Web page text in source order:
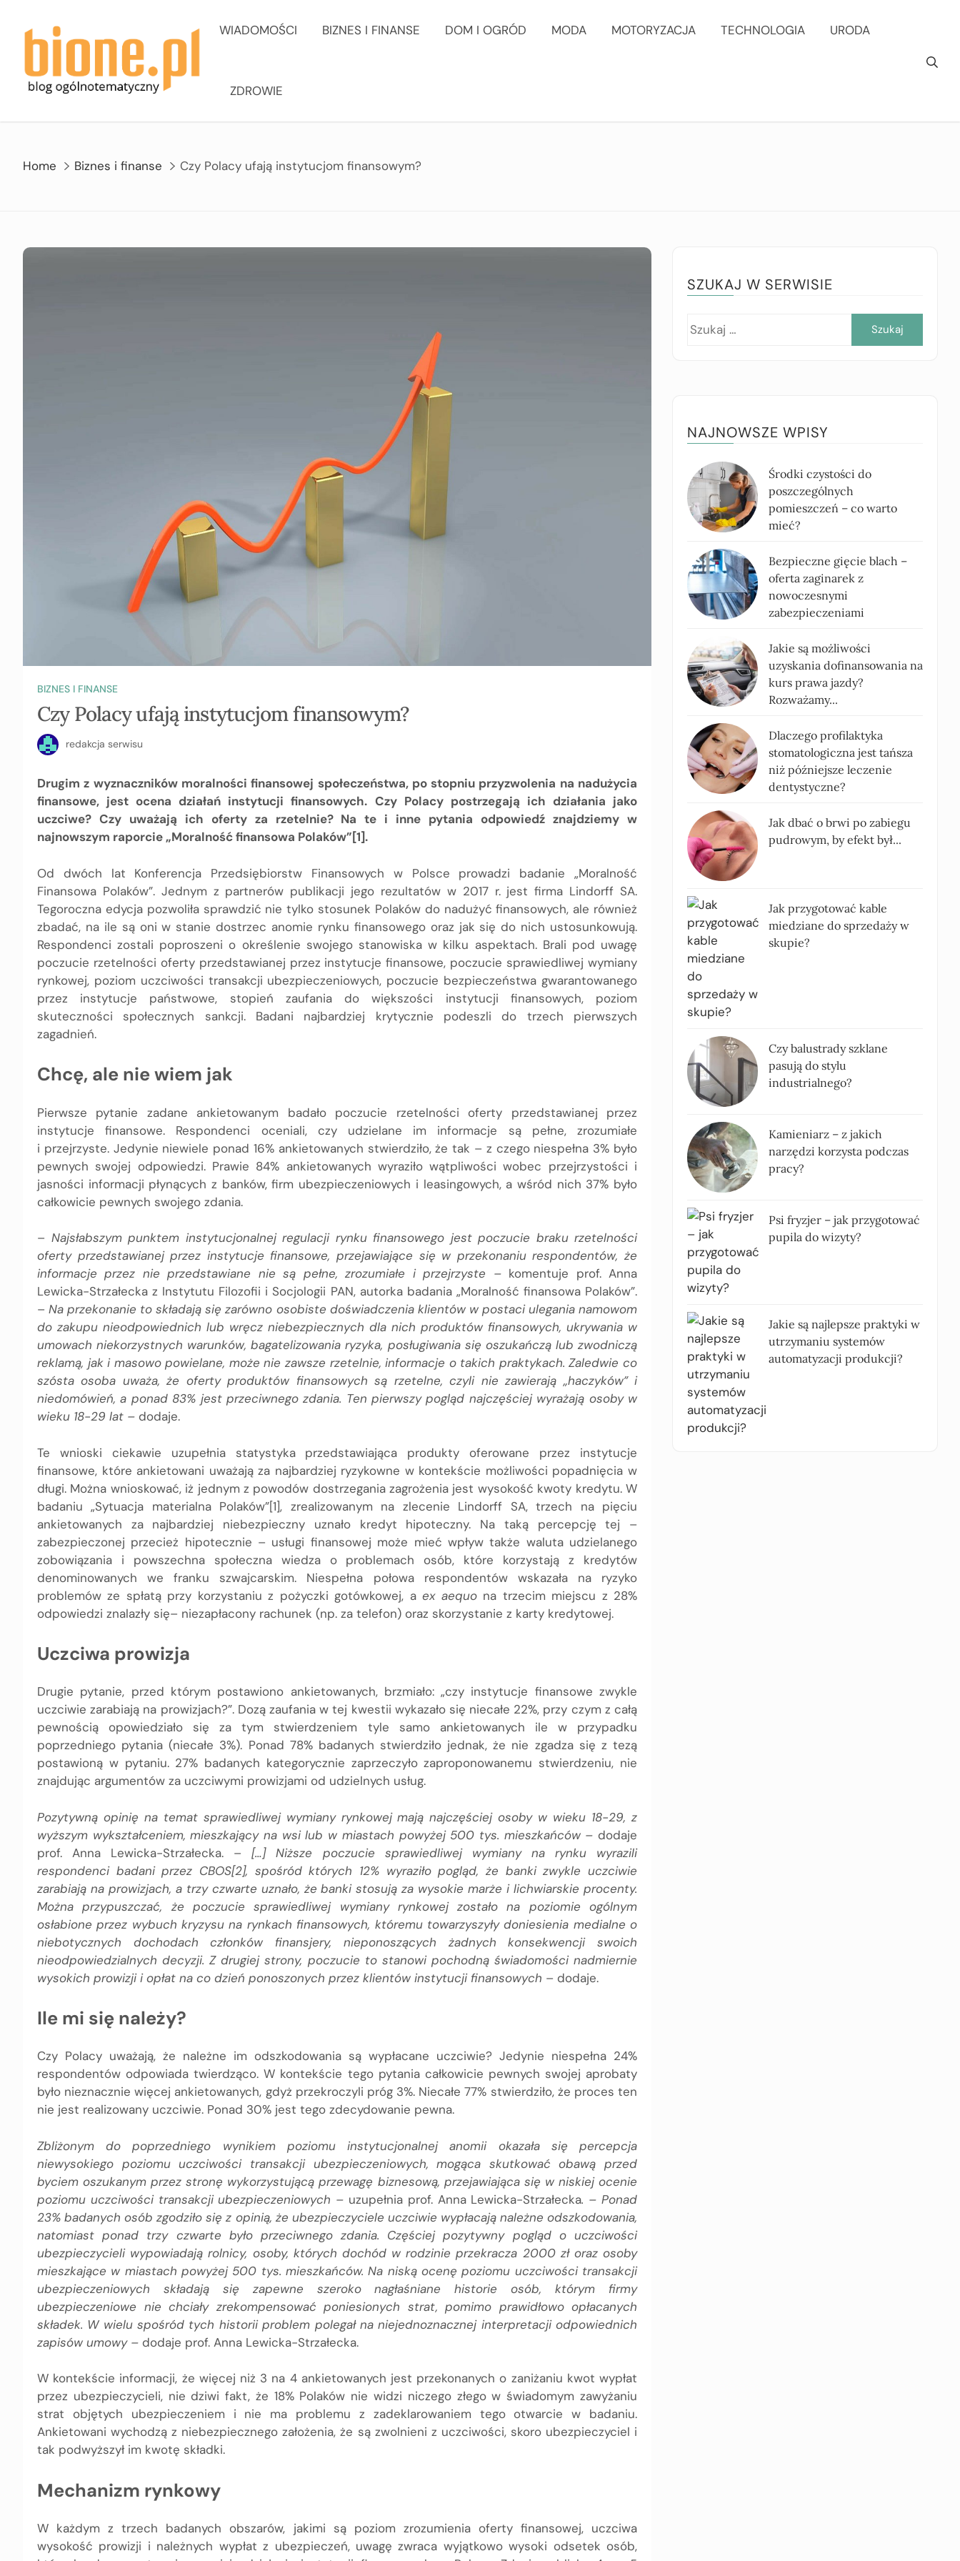
content
WIADOMOŚCI BIZNES I FINANSE DOM I OGRÓD MODA MOTORYZACJA TECHNOLOGIA URODA
ZDROWIE
Home Biznes i finanse Czy Polacy ufają instytucjom finansowym?
BIZNES I FINANSE
Czy Polacy ufają instytucjom finansowym?
redakcja serwisu
Drugim z wyznaczników moralności finansowej społeczeństwa, po stopniu przyzwolenia na nadużycia
finansowe, jest ocena działań instytucji finansowych. Czy Polacy postrzegają ich działania jako
uczciwe? Czy uważają ich oferty za rzetelnie? Na te i inne pytania odpowiedź znajdziemy w
najnowszym raporcie „Moralność finansowa Polaków”[1].
Od dwóch lat Konferencja Przedsiębiorstw Finansowych w Polsce prowadzi badanie „Moralność
Finansowa Polaków”. Jednym z partnerów publikacji jego rezultatów w 2017 r. jest firma Lindorff SA.
Tegoroczna edycja pozwoliła sprawdzić nie tylko stosunek Polaków do nadużyć finansowych, ale również
zbadać, na ile są oni w stanie dostrzec anomie rynku finansowego oraz jak się do nich ustosunkowują.
Respondenci zostali poproszeni o określenie swojego stanowiska w kilku aspektach. Brali pod uwagę
poczucie rzetelności oferty przedstawianej przez instytucje finansowe, poczucie sprawiedliwej wymiany
rynkowej, poziom uczciwości transakcji ubezpieczeniowych, poczucie bezpieczeństwa gwarantowanego
przez instytucje państwowe, stopień zaufania do większości instytucji finansowych, poziom
skuteczności społecznych sankcji. Badani najbardziej krytycznie podeszli do trzech pierwszych
zagadnień.
Chcę, ale nie wiem jak
Pierwsze pytanie zadane ankietowanym badało poczucie rzetelności oferty przedstawianej przez
instytucje finansowe. Respondenci oceniali, czy udzielane im informacje są pełne, zrozumiałe
i przejrzyste. Jedynie niewiele ponad 16% ankietowanych stwierdziło, że tak – z czego niespełna 3% było
pewnych swojej odpowiedzi. Prawie 84% ankietowanych wyraziło wątpliwości wobec przejrzystości i
jasności informacji płynących z banków, firm ubezpieczeniowych i leasingowych, a wśród nich 37% było
całkowicie pewnych swojego zdania.
– Najsłabszym punktem instytucjonalnej regulacji rynku finansowego jest poczucie braku rzetelności
oferty przedstawianej przez instytucje finansowe, przejawiające się w przekonaniu respondentów, że
informacje przez nie przedstawiane nie są pełne, zrozumiałe i przejrzyste – komentuje prof. Anna
Lewicka-Strzałecka z Instytutu Filozofii i Socjologii PAN, autorka badania „Moralność finansowa Polaków”.
–Na przekonanie to składają się zarówno osobiste doświadczenia klientów w postaci ulegania namowom
do zakupu nieodpowiednich lub wręcz niebezpiecznych dla nich produktów finansowych, ukrywania w
umowach niekorzystnych warunków, bagatelizowania ryzyka, posługiwania się oszukańczą lub zwodniczą
reklamą, jak i masowo powielane, może nie zawsze rzetelnie, informacje o takich praktykach. Zaledwie co
szósta osoba uważa, że oferty produktów finansowych są rzetelne, czyli nie zawierają „haczyków” i
niedomówień, a ponad 83% jest przeciwnego zdania. Ten pierwszy pogląd najczęściej wyrażają osoby w
wieku 18-29 lat – dodaje.
Te wnioski ciekawie uzupełnia statystyka przedstawiająca produkty oferowane przez instytucje
finansowe, które ankietowani uważają za najbardziej ryzykowne w kontekście możliwości popadnięcia w
długi. Można wnioskować, iż jednym z powodów dostrzegania zagrożenia jest wysokość kwoty kredytu. W
badaniu „Sytuacja materialna Polaków”[1], zrealizowanym na zlecenie Lindorff SA, trzech na pięciu
ankietowanych za najbardziej niebezpieczny uznało kredyt hipoteczny. Na taką percepcję tej –
zabezpieczonej przecież hipotecznie – usługi finansowej może mieć wpływ także waluta udzielanego
zobowiązania i powszechna społeczna wiedza o problemach osób, które korzystają z kredytów
denominowanych we franku szwajcarskim. Niespełna połowa respondentów wskazała na ryzyko
problemów ze spłatą przy korzystaniu z pożyczki gotówkowej, aex aequo na trzecim miejscu z 28%
odpowiedzi znalazły się– niezapłacony rachunek (np. za telefon) oraz skorzystanie z karty kredytowej.
Uczciwa prowizja
Drugie pytanie, przed którym postawiono ankietowanych, brzmiało: „czy instytucje finansowe zwykle
uczciwie zarabiają na prowizjach?”. Dozą zaufania w tej kwestii wykazało się niecałe 22%, przy czym z całą
pewnością opowiedziało się za tym stwierdzeniem tyle samo ankietowanych ile w przypadku
poprzedniego pytania (niecałe 3%). Ponad 78% badanych stwierdziło jednak, że nie zgadza się z tezą
postawioną w pytaniu. 27% badanych kategorycznie zaprzeczyło zaproponowanemu stwierdzeniu, nie
znajdując argumentów za uczciwymi prowizjami od udzielnych usług.
Pozytywną opinię na temat sprawiedliwej wymiany rynkowej mają najczęściej osoby w wieku 18-29, z
wyższym wykształceniem, mieszkający na wsi lub w miastach powyżej 500 tys. mieszkańców – dodaje
prof. Anna Lewicka-Strzałecka. –[…] Niższe poczucie sprawiedliwej wymiany na rynku wyrazili
respondenci badani przez CBOS[2], spośród których 12% wyraziło pogląd, że banki zwykle uczciwie
zarabiają na prowizjach, a trzy czwarte uznało, że banki stosują za wysokie marże i lichwiarskie procenty.
Można przypuszczać, że poczucie sprawiedliwej wymiany rynkowej zostało na poziomie ogólnym
osłabione przez wybuch kryzysu na rynkach finansowych, któremu towarzyszyły doniesienia medialne o
niebotycznych dochodach członków finansjery, nieponoszących żadnych konsekwencji swoich
nieodpowiedzialnych decyzji. Z drugiej strony, poczucie to stanowi pochodną świadomości nadmiernie
wysokich prowizji i opłat na co dzień ponoszonych przez klientów instytucji finansowych – dodaje.
Ile mi się należy?
Czy Polacy uważają, że należne im odszkodowania są wypłacane uczciwie? Jedynie niespełna 24%
respondentów odpowiada twierdząco. W kontekście tego pytania całkowicie pewnych swojej aprobaty
było nieznacznie więcej ankietowanych, gdyż przekroczyli próg 3%. Niecałe 77% stwierdziło, że proces ten
nie jest realizowany uczciwie. Ponad 30% jest tego zdecydowanie pewna.
Zbliżonym do poprzedniego wynikiem poziomu instytucjonalnej anomii okazała się percepcja
niewysokiego poziomu uczciwości transakcji ubezpieczeniowych, mogąca skutkować obawą przed
byciem oszukanym przez stronę wykorzystującą przewagę biznesową, przejawiająca się w niskiej ocenie
poziomu uczciwości transakcji ubezpieczeniowych – uzupełnia prof. Anna Lewicka-Strzałecka. – Ponad
23% badanych osób zgodziło się z opinią, że ubezpieczyciele uczciwie wypłacają należne odszkodowania,
natomiast ponad trzy czwarte było przeciwnego zdania. Częściej pozytywny pogląd o uczciwości
ubezpieczycieli wypowiadają rolnicy, osoby, których dochód w rodzinie przekracza 2000 zł oraz osoby
mieszkające w miastach powyżej 500 tys. mieszkańców. Na niską ocenę poziomu uczciwości transakcji
ubezpieczeniowych składają się zapewne szeroko nagłaśniane historie osób, którym firmy
ubezpieczeniowe nie chciały zrekompensować poniesionych strat, pomimo prawidłowo opłacanych
składek. W wielu spośród tych historii problem polegał na niejednoznacznej interpretacji odpowiednich
zapisów umowy – dodaje prof. Anna Lewicka-Strzałecka.
W kontekście informacji, że więcej niż 3 na 4 ankietowanych jest przekonanych o zaniżaniu kwot wypłat
przez ubezpieczycieli, nie dziwi fakt, że 18% Polaków nie widzi niczego złego w świadomym zawyżaniu
strat objętych ubezpieczeniem i nie ma problemu z zadeklarowaniem tego otwarcie w badaniu.
Ankietowani wychodzą z niebezpiecznego założenia, że są zwolnieni z uczciwości, skoro ubezpieczyciel i
tak podwyższył im kwotę składki.
Mechanizm rynkowy
W każdym z trzech badanych obszarów, jakimi są poziom zrozumienia oferty finansowej, uczciwa
wysokość prowizji i należnych wypłat z ubezpieczeń, uwagę zwraca wyjątkowo wysoki odsetek osób,
SZUKAJ W SERWISIE
NAJNOWSZE WPISY
Środki czystości do
poszczególnych
pomieszczeń – co warto
mieć?
Bezpieczne gięcie blach –
oferta zaginarek z
nowoczesnymi
zabezpieczeniami
Jakie są możliwości
uzyskania dofinansowania na
kurs prawa jazdy?
Rozważamy...
Dlaczego profilaktyka
stomatologiczna jest tańsza
niż późniejsze leczenie
dentystyczne?
Jak dbać o brwi po zabiegu
pudrowym, by efekt był...
Jak przygotować kable
miedziane do sprzedaży w
skupie?
Czy balustrady szklane
pasują do stylu
industrialnego?
Kamieniarz – z jakich
narzędzi korzysta podczas
pracy?
Psi fryzjer – jak przygotować
pupila do wizyty?
Jakie są najlepsze praktyki w
utrzymaniu systemów
automatyzacji produkcji?